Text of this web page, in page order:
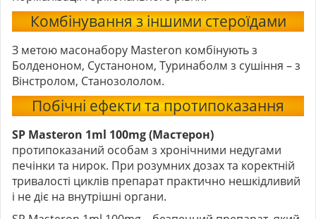
Комбінування з іншими стероїдами
З метою масонабору Masteron комбінують з
Болденоном, Сустаноном, Туринаболм з сушіння – з
Вінстролом, Станозололом.
Побічні ефекти та протипоказання
SP Masteron 1ml 100mg (Мастерон)
протипоказаний особам з хронічними недугами
печінки та нирок. При розумних дозах та коректній
тривалості циклів препарат практично нешкідливий
і не діє на внутрішні органи.